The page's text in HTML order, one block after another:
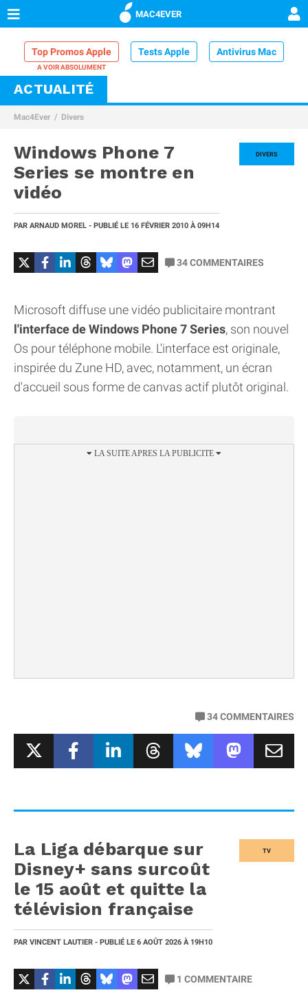
MAC4EVER
Top Promos Apple Tests Apple Antivirus Mac
VPN Mac
Comparatif iPhone
ACTUALITÉ
Mac4Ever Divers
DIVERS
Windows Phone 7
Series se montre en
vidéo
PAR ARNAUD MOREL - PUBLIÉ LE 16 FÉVRIER 2010 À 09H14
34COMMENTAIRES
Microsoft diffuse une vidéo publicitaire montrant
l'interface de Windows Phone 7 Series, son nouvel
Os pour téléphone mobile. L'interface est originale,
inspirée du Zune HD, avec, notamment, un écran
d'accueil sous forme de canvas actif plutôt original.
34COMMENTAIRES
TV
La Liga débarque sur
Disney+ sans surcoût
le 15 août et quitte la
télévision française
PAR VINCENT LAUTIER - PUBLIÉ LE 6 AOÛT 2026 À 19H10
1 COMMENTAIRE